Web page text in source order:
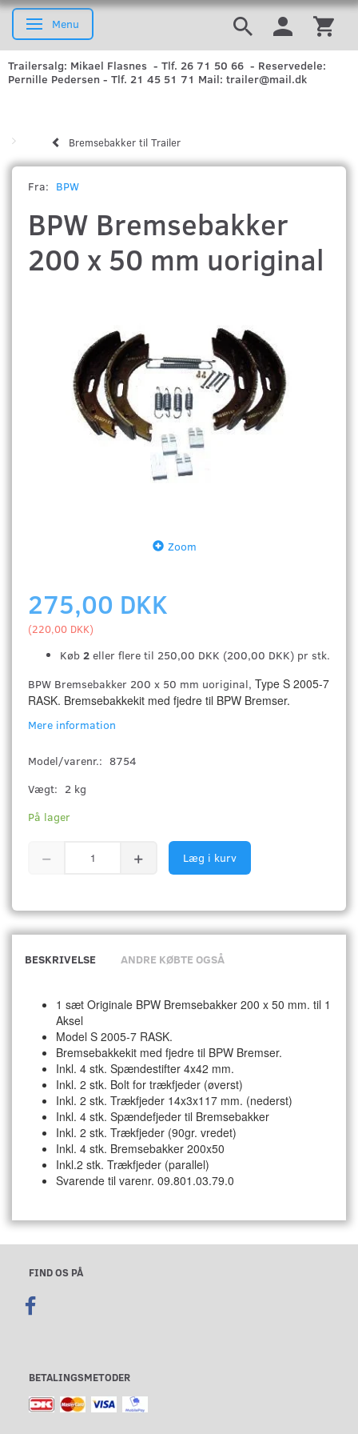
Skifte navigation
Menu
Trailersalg: Mikael Flasnes - Tlf. 26 71 50 66 - Reservedele:
Pernille Pedersen - Tlf. 21 45 51 71 Mail: trailer@mail.dk
Bremsebakker til Trailer
Fra: BPW
BPW Bremsebakker
200 x 50 mm uoriginal
Zoom
275,00 DKK
(220,00 DKK)
Køb 2 eller flere til 250,00 DKK (200,00 DKK) pr stk.
BPW Bremsebakker 200 x 50 mm uoriginal, Type S 2005-7
RASK. Bremsebakkekit med fjedre til BPW Bremser.
Mere information
Model/varenr.: 8754
Vægt: 2 kg
På lager
Læg i kurv
BESKRIVELSE ANDRE KØBTE OGSÅ
1 sæt Originale BPW Bremsebakker 200 x 50 mm. til 1
Aksel
Model S 2005-7 RASK.
Bremsebakkekit med fjedre til BPW Bremser.
Inkl. 4 stk. Spændestifter 4x42 mm.
Inkl. 2 stk. Bolt for trækfjeder (øverst)
Inkl. 2 stk. Trækfjeder 14x3x117 mm. (nederst)
Inkl. 4 stk. Spændefjeder til Bremsebakker
Inkl. 2 stk. Trækfjeder (90gr. vredet)
Inkl. 4 stk. Bremsebakker 200x50
Inkl.2 stk. Trækfjeder (parallel)
Svarende til varenr. 09.801.03.79.0
FIND OS PÅ
BETALINGSMETODER